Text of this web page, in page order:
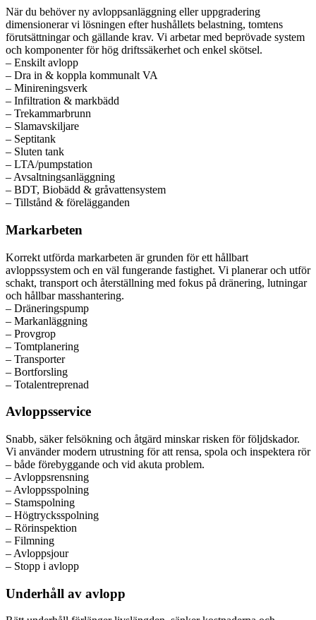
När du behöver ny avloppsanläggning eller uppgradering
dimensionerar vi lösningen efter hushållets belastning, tomtens
förutsättningar och gällande krav. Vi arbetar med beprövade system
och komponenter för hög driftssäkerhet och enkel skötsel.
– Enskilt avlopp
– Dra in & koppla kommunalt VA
– Minireningsverk
– Infiltration & markbädd
– Trekammarbrunn
– Slamavskiljare
– Septitank
– Sluten tank
– LTA/pumpstation
– Avsaltningsanläggning
– BDT, Biobädd & gråvattensystem
– Tillstånd & förelägganden
Markarbeten
Korrekt utförda markarbeten är grunden för ett hållbart
avloppssystem och en väl fungerande fastighet. Vi planerar och utför
schakt, transport och återställning med fokus på dränering, lutningar
och hållbar masshantering.
– Dräneringspump
– Markanläggning
– Provgrop
– Tomtplanering
– Transporter
– Bortforsling
– Totalentreprenad
Avloppsservice
Snabb, säker felsökning och åtgärd minskar risken för följdskador.
Vi använder modern utrustning för att rensa, spola och inspektera rör
– både förebyggande och vid akuta problem.
– Avloppsrensning
– Avloppsspolning
– Stamspolning
– Högtrycksspolning
– Rörinspektion
– Filmning
– Avloppsjour
– Stopp i avlopp
Underhåll av avlopp